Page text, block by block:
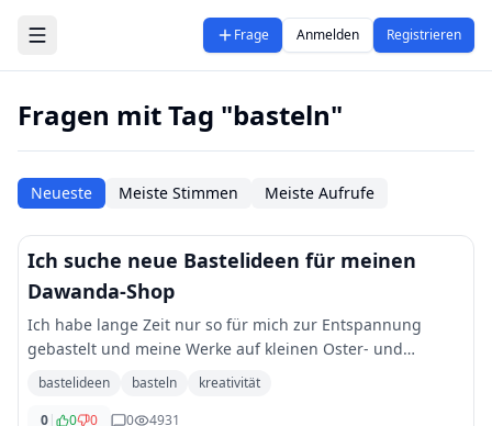
Zum Hauptinhalt springen
Frage Anmelden Registrieren
Fragen mit Tag "basteln"
Neueste Meiste Stimmen Meiste Aufrufe
Ich suche neue Bastelideen für meinen
Dawanda-Shop
Ich habe lange Zeit nur so für mich zur Entspannung
gebastelt und meine Werke auf kleinen Oster- und
Weihnachtsmärkten verkauft. Jetzt möchte ich den
bastelideen basteln
kreativität
0| 0 0 0
4931